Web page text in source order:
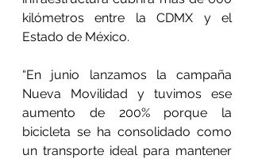
kilómetros entre la CDMX y el
Estado de México.
“En junio lanzamos la campaña
Nueva Movilidad y tuvimos ese
aumento de 200% porque la
bicicleta se ha consolidado como
un transporte ideal para mantener